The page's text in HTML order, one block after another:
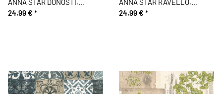
ANNA STAR DONOSTI,
Streifen, orange-petrol
24,99 € *
ANNA STAR RAVELLO,
Waben, schwarz-weiß
24,99 € *